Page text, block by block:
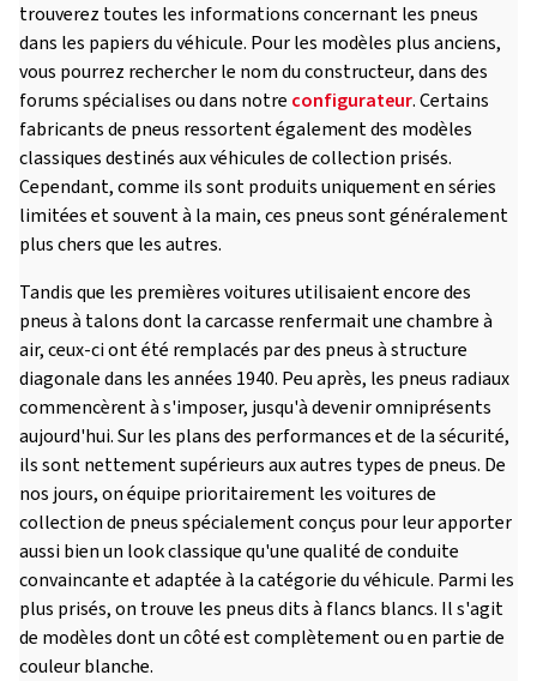
trouverez toutes les informations concernant les pneus
dans les papiers du véhicule. Pour les modèles plus anciens,
vous pourrez rechercher le nom du constructeur, dans des
forums spécialises ou dans notre configurateur. Certains
fabricants de pneus ressortent également des modèles
classiques destinés aux véhicules de collection prisés.
Cependant, comme ils sont produits uniquement en séries
limitées et souvent à la main, ces pneus sont généralement
plus chers que les autres.
Tandis que les premières voitures utilisaient encore des
pneus à talons dont la carcasse renfermait une chambre à
air, ceux-ci ont été remplacés par des pneus à structure
diagonale dans les années 1940. Peu après, les pneus radiaux
commencèrent à s'imposer, jusqu'à devenir omniprésents
aujourd'hui. Sur les plans des performances et de la sécurité,
ils sont nettement supérieurs aux autres types de pneus. De
nos jours, on équipe prioritairement les voitures de
collection de pneus spécialement conçus pour leur apporter
aussi bien un look classique qu'une qualité de conduite
convaincante et adaptée à la catégorie du véhicule. Parmi les
plus prisés, on trouve les pneus dits à flancs blancs. Il s'agit
de modèles dont un côté est complètement ou en partie de
couleur blanche.